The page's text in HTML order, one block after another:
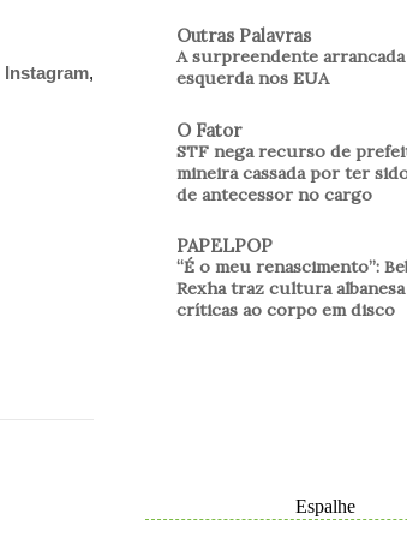
Instagram,
Outras Palavras
A surpreendente arrancada
esquerda nos EUA
O Fator
STF nega recurso de
mineira cassada por ter
de antecessor no cargo
PAPELPOP
“É o meu renascimento”:
Rexha traz cultura
críticas ao corpo em disco
Espalhe